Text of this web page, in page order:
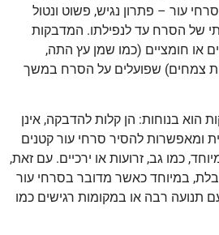
עור – פתרון נגיש, פשוט ונטול
של הסרח עד לנפילתו. המדבקות
או חומציים (כמו שמן עץ התה,
צמחים) שפועלים על הסרח במשך
הוא בנוחות: הן קלות להדבקה, אינן
ומאפשרות להסיר סרחי עור קטנים
כמו גב, זרועות או ירכיים. עם זאת,
במיוחד כאשר מדובר בסרחי עור
תנועה רבה או במקומות רגישים כמו